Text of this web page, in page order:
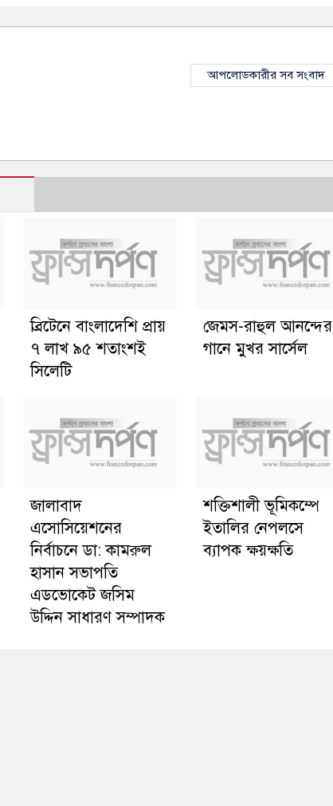
আপলোডকারীর সব সংবাদ
ব্রিটেনে বাংলাদেশি প্রায়
৭ লাখ ৯৫ শতাংশই
সিলেটি
জেমস-রাহুল আনন্দের
গানে মুখর সার্সেল
জালাবাদ
এসোসিয়েশনের
নির্বাচনে ডা: কামরুল
হাসান সভাপতি
এডভোকেট জসিম
উদ্দিন সাধারণ সম্পাদক
শক্তিশালী ভূমিকম্পে
ইতালির নেপলসে
ব্যাপক ক্ষয়ক্ষতি